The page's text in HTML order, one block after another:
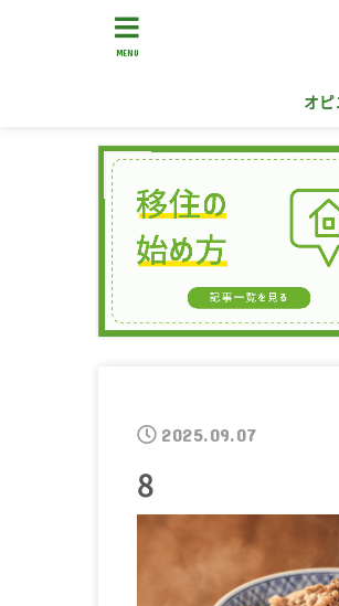
オピ
MENU
2025.09.07
8